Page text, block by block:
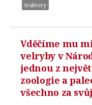
traktory
Vděčíme mu
velryby v
jednou z
zoologie a
všechno za